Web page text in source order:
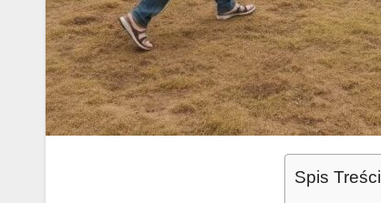
Spis Treści